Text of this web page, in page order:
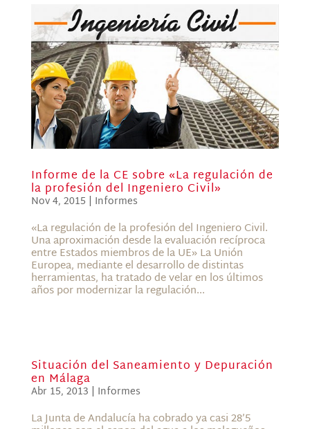
Informe de la CE sobre «La regulación de
la profesión del Ingeniero Civil»
Nov 4, 2015 | Informes
«La regulación de la profesión del Ingeniero Civil.
Una aproximación desde la evaluación recíproca
entre Estados miembros de la UE» La Unión
Europea, mediante el desarrollo de distintas
herramientas, ha tratado de velar en los últimos
años por modernizar la regulación...
Situación del Saneamiento y Depuración
en Málaga
Abr 15, 2013 | Informes
La Junta de Andalucía ha cobrado ya casi 28’5